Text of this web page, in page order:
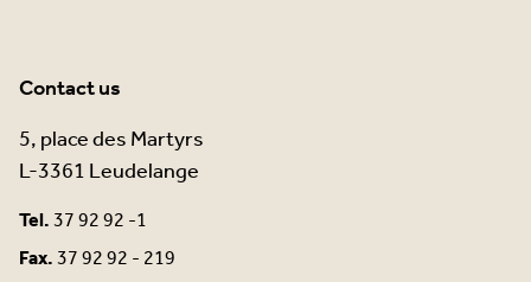
Contact us
5, place des Martyrs
L-3361 Leudelange
Tel.37 92 92 -1
Fax.37 92 92 - 219